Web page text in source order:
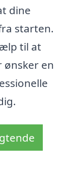
dine
starten.
til at
en